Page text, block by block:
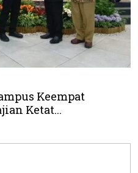
Keempat
Ketat...